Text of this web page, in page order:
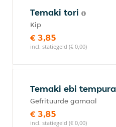
Temaki tori
Kip
€ 3,85
incl. statiegeld (€ 0,00)
Temaki ebi tempura
Gefrituurde garnaal
€ 3,85
incl. statiegeld (€ 0,00)